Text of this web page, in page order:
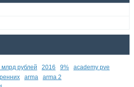
млрд рублей 2016 9%
academy pve
arma
arma 2